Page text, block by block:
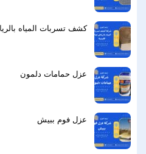
كشف تسربات المياه
عزل حمامات دلمون
عزل فوم ببيش